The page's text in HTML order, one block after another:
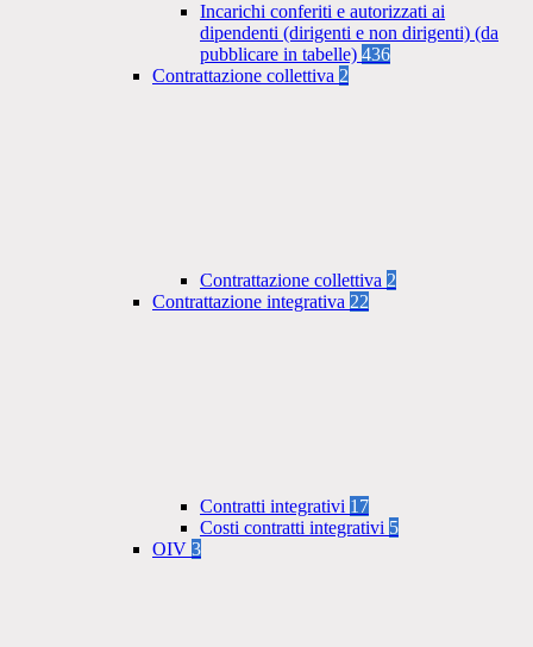
Incarichi conferiti e autorizzati ai
dipendenti (dirigenti e non dirigenti) (da
pubblicare in tabelle) 436
Contrattazione collettiva 2
Contrattazione collettiva 2
Contrattazione integrativa 22
Contratti integrativi 17
Costi contratti integrativi 5
OIV 3